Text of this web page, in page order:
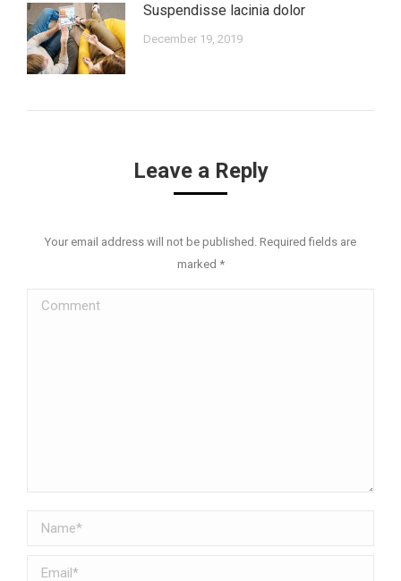
Suspendisse lacinia dolor
December 19, 2019
Leave a Reply
Your email address will not be published. Required fields are
marked *
Comment
Name *
Email *